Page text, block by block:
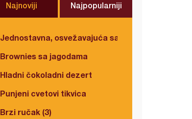
Najnoviji Najpopularniji
Jednostavna, osvežavajuća salata
Brownies sa jagodama
Hladni čokoladni dezert
Punjeni cvetovi tikvica
Brzi ručak (3)